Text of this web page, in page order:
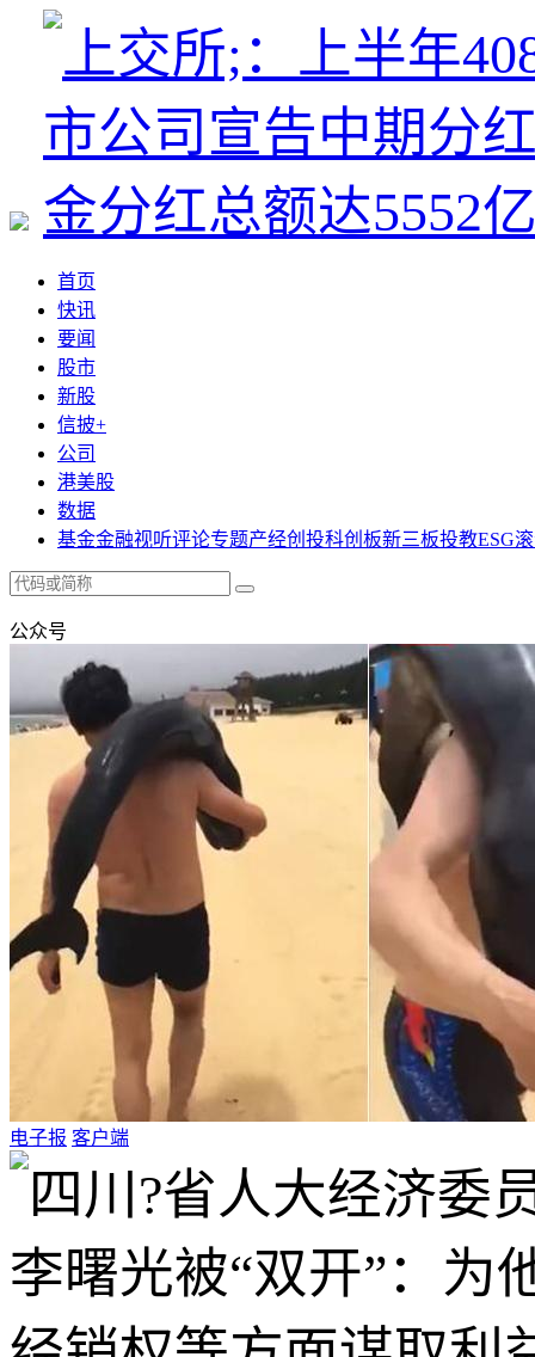
首页
快讯
要闻
股市
新股
信披+
公司
港美股
数据
基金金融视听评论专题产经创投科创板新三板投教ESG
公众号
电子报 客户端